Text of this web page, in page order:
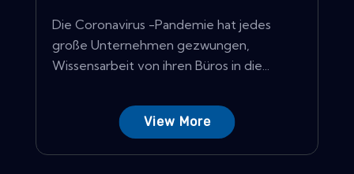
Die Coronavirus -Pandemie hat jedes
große Unternehmen gezwungen,
Wissensarbeit von ihren Büros in die...
View More